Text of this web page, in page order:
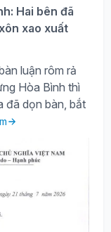
Hai bên đã
xao xuất
luận rôm rả
Hòa Bình thì
đã dọn bàn, bắt